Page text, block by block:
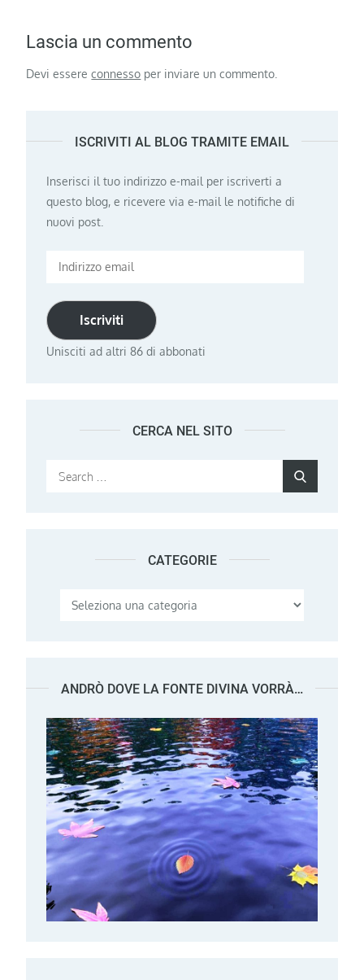
Lascia un commento
Devi essereconnesso per inviare un commento.
ISCRIVITI AL BLOG TRAMITE EMAIL
Inserisci il tuo indirizzo e-mail per iscriverti a
questo blog, e ricevere via e-mail le notifiche di
nuovi post.
Indirizzo
Iscriviti
Unisciti ad altri 86 di abbonati
CERCA NEL SITO
Search
CATEGORIE
Categorie
ANDRÒ DOVE LA FONTE DIVINA VORRÀ…